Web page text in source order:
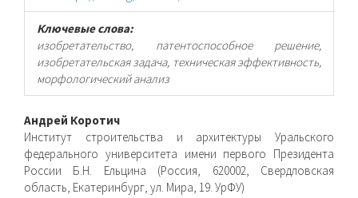
Ключевые слова:
изобретательство, патентоспособное решение,
изобретательская задача, техническая эффективность,
морфологический анализ
Основное
содержимое
статьи
Андрей Коротич
Институт строительства и архитектуры Уральского
федерального университета имени первого Президента
России Б.Н. Ельцина (Россия, 620002, Свердловская
область, Екатеринбург, ул. Мира, 19. УрФУ)